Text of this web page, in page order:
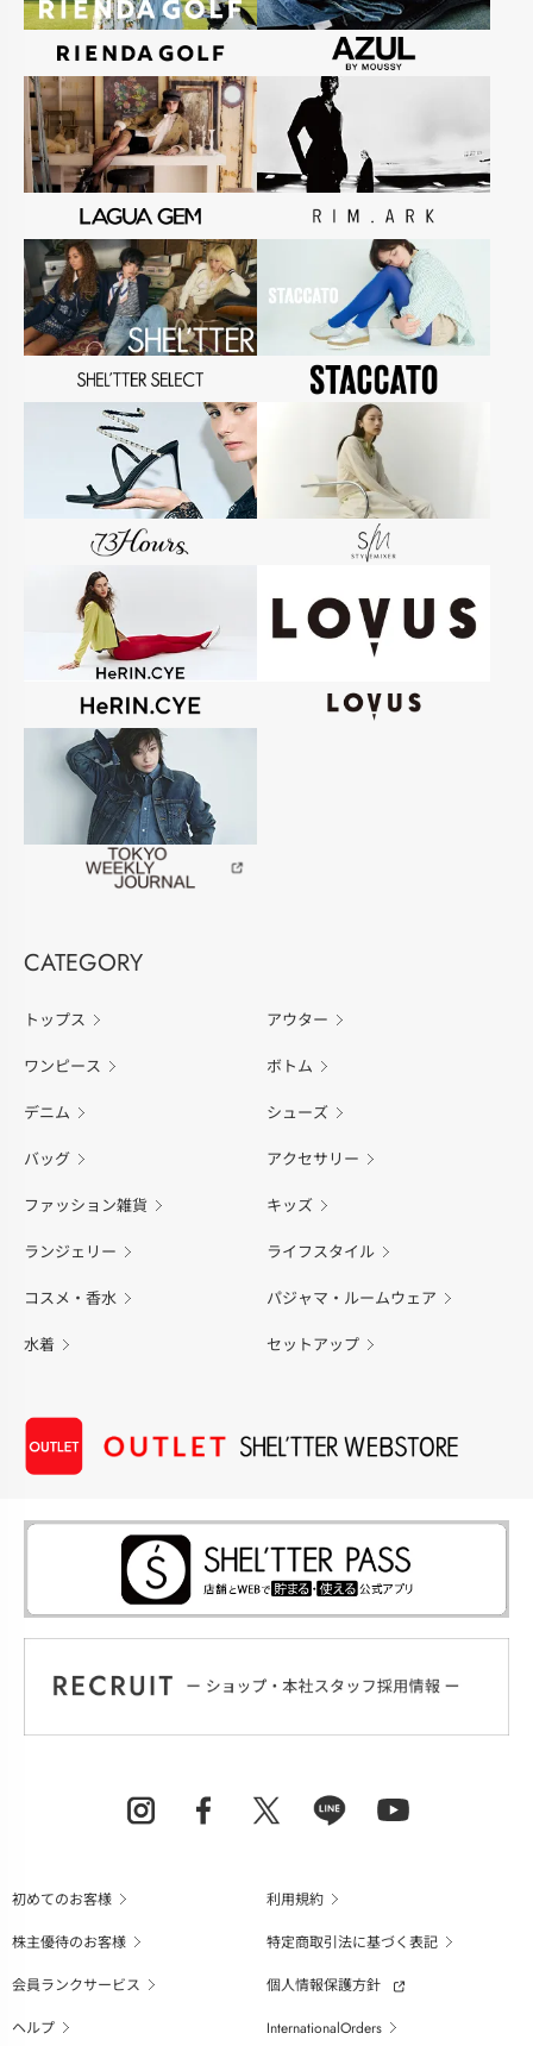
CATEGORY
トップス アウター
ワンピース ボトム
デニム シューズ
バッグ アクセサリー
ファッション雑貨 キッズ
ランジェリー ライフスタイル
コスメ・香水 パジャマ・ルームウェア
水着 セットアップ
初めてのお客様
利用規約
株主優待のお客様
特定商取引法に基づく表記
会員ランクサービス
個人情報保護方針
ヘルプ
InternationalOrders